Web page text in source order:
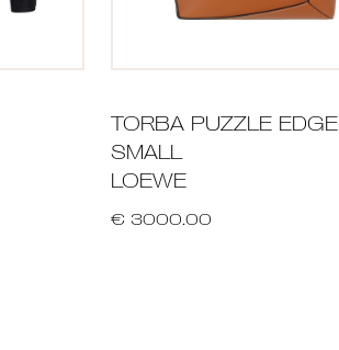
TORBA PUZZLE EDGE
SMALL
LOEWE
€ 3000.00